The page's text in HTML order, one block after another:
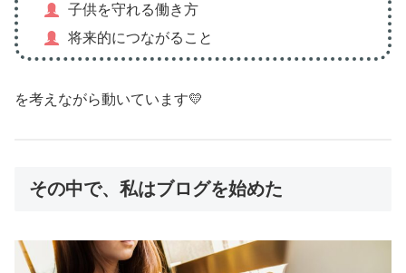
子供を守れる働き方
将来的につながること
を考えながら動いています💛
その中で、私はブログを始めた